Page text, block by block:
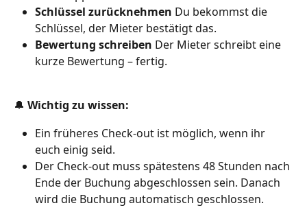
Schlüssel zurücknehmen Du bekommst die
Schlüssel, der Mieter bestätigt das.
Bewertung schreiben Der Mieter schreibt eine
kurze Bewertung – fertig.
🔔 Wichtig zu wissen:
Ein früheres Check-out ist möglich, wenn ihr
euch einig seid.
Der Check-out muss spätestens 48 Stunden nach
Ende der Buchung abgeschlossen sein. Danach
wird die Buchung automatisch geschlossen.